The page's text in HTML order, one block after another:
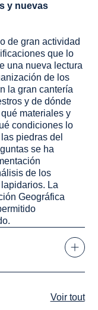
y nuevas
de gran actividad
que lo
una nueva lectura
de los
la gran cantería
y de dónde
materiales y
condiciones lo
piedras del
se ha
de los
La
Geográfica
Voir tout